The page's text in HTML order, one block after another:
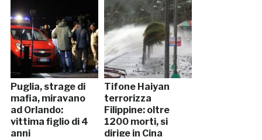
Puglia, strage di
mafia, miravano
ad Orlando:
vittima figlio di 4
anni
Tifone Haiyan
terrorizza
Filippine: oltre
1200 morti, si
dirige in Cina